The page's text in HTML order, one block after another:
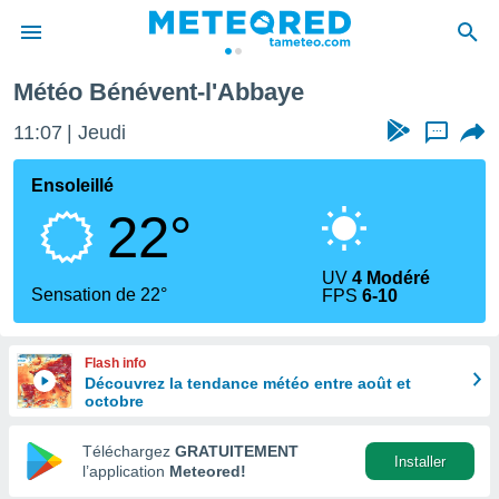
de
en
Météo Bénévent-l'Abbaye
11:07 Jeudi ...
Ensoleillé
22°
Sensation de 22°
UV4 Modéré
FPS6-10
Flash info
Découvrez la tendance météo entre août et
octobre
Téléchargez GRATUITEMENT
l’application Meteored!
Installer